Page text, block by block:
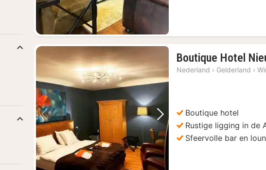
Vorige foto Volgende foto
Boutique Hotel
Nederland › Gelderland ›
Boutique hotel
Rustige ligging in de
Sfeervolle bar en